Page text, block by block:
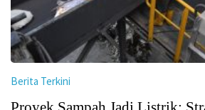
Berita Terkini